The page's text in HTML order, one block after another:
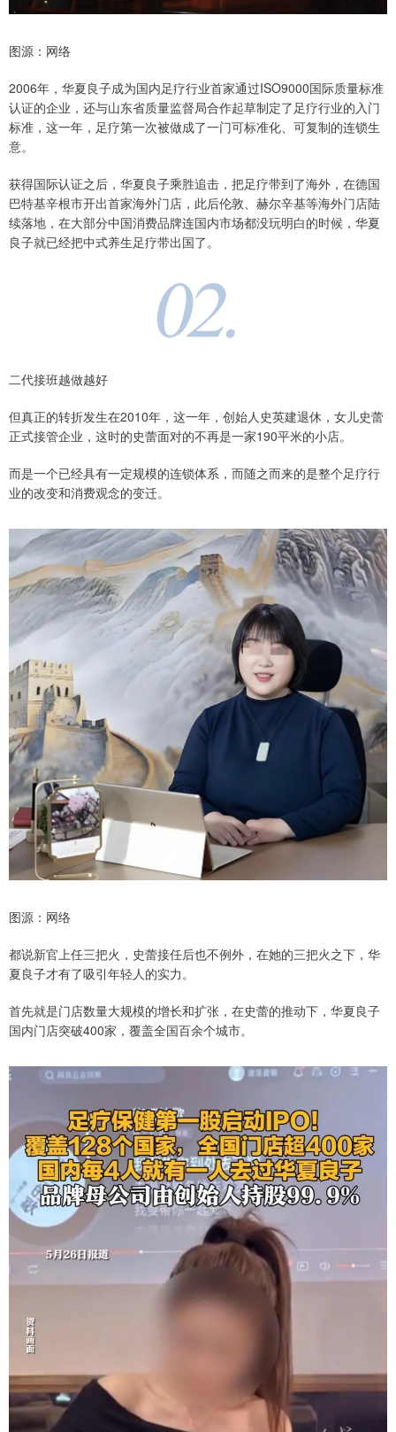
图源：网络
2006年，华夏良子成为国内足疗行业首家通过ISO9000国际质量标准
认证的企业，还与山东省质量监督局合作起草制定了足疗行业的入门
标准，这一年，足疗第一次被做成了一门可标准化、可复制的连锁生
意。
获得国际认证之后，华夏良子乘胜追击，把足疗带到了海外，在德国
巴特基辛根市开出首家海外门店，此后伦敦、赫尔辛基等海外门店陆
续落地，在大部分中国消费品牌连国内市场都没玩明白的时候，华夏
良子就已经把中式养生足疗带出国了。
二代接班越做越好
但真正的转折发生在2010年，这一年，创始人史英建退休，女儿史蕾
正式接管企业，这时的史蕾面对的不再是一家190平米的小店。
而是一个已经具有一定规模的连锁体系，而随之而来的是整个足疗行
业的改变和消费观念的变迁。
图源：网络
都说新官上任三把火，史蕾接任后也不例外，在她的三把火之下，华
夏良子才有了吸引年轻人的实力。
首先就是门店数量大规模的增长和扩张，在史蕾的推动下，华夏良子
国内门店突破400家，覆盖全国百余个城市。